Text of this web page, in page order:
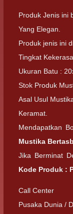
Produk Jenis ini
Yang Elegan.
Produk jenis ini
Tingkat
Ukuran Batu :
Stok Produk
Asal Usul
Keramat.
Mendapatkan
Mustika
Jika Berminat
Kode Produk :
Call Center
Pusaka Dunia /